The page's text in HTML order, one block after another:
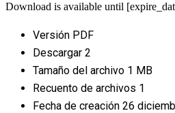
Download is available until
Versión PDF
Descargar 2
Tamaño del archivo 1 MB
Recuento de archivos 1
Fecha de creación 26